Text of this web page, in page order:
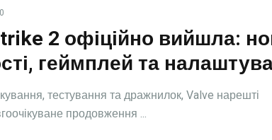
0
2 офіційно вийшла:
геймплей та
тестування та дражнилок, Valve нарешті
продовження ...